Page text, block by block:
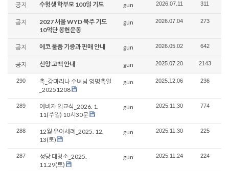
공지 수험생 학부모 100일 기도 gun 2026.07.11 311
공지
2027 서울 WYD 묵주 기도
10억단 봉헌운동
gun 2026.07.04 273
공지 에코 물품 기증과 판매 안내 gun 2026.05.02 642
공지 신앙 고백 안내 gun 2025.07.20 2143
290
축_강마리나 수녀님 영명축일
_20251208
gun 2025.12.06 236
289
예비자 입교식_2026. 1.
11(주일) 10시30분
gun 2025.11.30 774
288
12월 유아세례_2025. 12.
13(토)
gun 2025.11.30 225
287
성당 대청소_2025.
11.29(토)
gun 2025.11.24 224